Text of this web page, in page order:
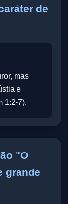
de
mas
e
1:2-7).
"O
grande